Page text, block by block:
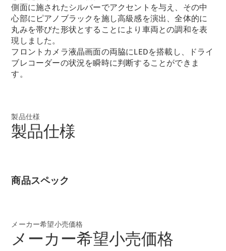
CLA
Shooting
Brake
New電気
CLA
Shooting
Brake
New
E-Class
Stationwagon
E-Class All-
試乗リクエ
スト
ム
Compact
側面に施されたシルバーでアクセントを与え、その中
心部にピアノブラックを施し高級感を演出、全体的に
丸みを帯びた形状とすることにより車両との調和を表
現しました。
フロントカメラ液晶画面の両脇にLEDを搭載し、ドライ
ブレコーダーの状況を瞬時に判断することができま
す。
製品仕様
製品仕様
商品スペック
メーカー希望小売価格
メーカー希望小売価格